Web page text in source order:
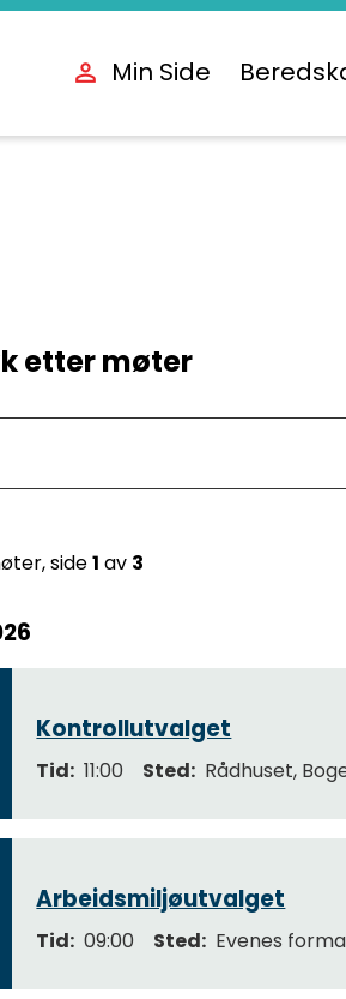
Min Side
etter møter
side1 av 3
Kontrollutvalget
Tid 11:00 Sted Rådhuset,
Arbeidsmiljøutvalget
Tid 09:00 Sted Evenes